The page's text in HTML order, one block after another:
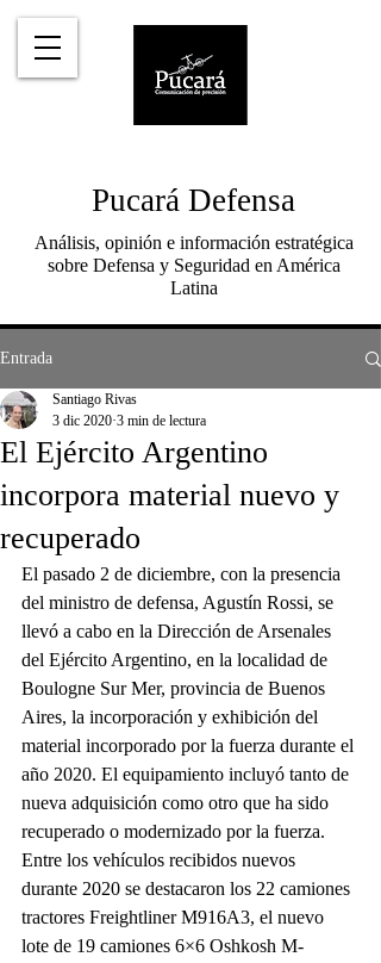
Pucará Defensa
Análisis, opinión e información estratégica
sobre Defensa y Seguridad en América
Latina
Entrada
El Ejército Argentino
incorpora material nuevo y
recuperado
Santiago Rivas
3 dic 2020 3 min de lectura
El pasado 2 de diciembre, con la presencia
del ministro de defensa, Agustín Rossi, se
llevó a cabo en la Dirección de Arsenales
del Ejército Argentino, en la localidad de
Boulogne Sur Mer, provincia de Buenos
Aires, la incorporación y exhibición del
material incorporado por la fuerza durante el
año 2020. El equipamiento incluyó tanto de
nueva adquisición como otro que ha sido
recuperado o modernizado por la fuerza.
Entre los vehículos recibidos nuevos
durante 2020 se destacaron los 22 camiones
tractores Freightliner M916A3, el nuevo
lote de 19 camiones 6×6 Oshkosh M-